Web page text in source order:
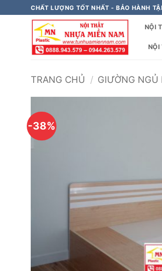
qua
CHẤT LƯỢNG TỐT NHẤT - BẢO HÀNH
NỘI
NỘI
TRANG CHỦ / GIƯỜNG NGỦ
-38%